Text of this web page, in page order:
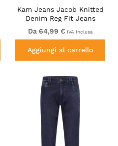
Kam Jeans Jacob Knitted
Denim Reg Fit Jeans
Blue-Black
Da 64,99 € IVA inclusa
Aggiungi al carrello